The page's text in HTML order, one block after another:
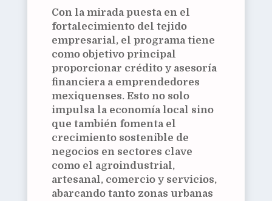
Con la mirada puesta en el
fortalecimiento del tejido
empresarial, el programa tiene
como objetivo principal
proporcionar crédito y asesoría
financiera a emprendedores
mexiquenses. Esto no solo
impulsa la economía local sino
que también fomenta el
crecimiento sostenible de
negocios en sectores clave
como el agroindustrial,
artesanal, comercio y servicios,
abarcando tanto zonas urbanas